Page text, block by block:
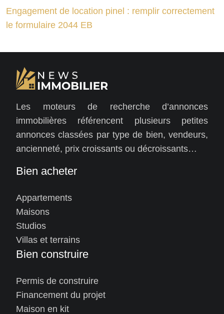
Engagement de location pinel : remplir correctement
le formulaire 2044 EB
Les moteurs de recherche d’annonces
immobilières référencent plusieurs petites
annonces classées par type de bien, vendeurs,
ancienneté, prix croissants ou décroissants…
Bien acheter
Appartements
Maisons
Studios
Villas et terrains
Bien construire
Permis de construire
Financement du projet
Maison en kit